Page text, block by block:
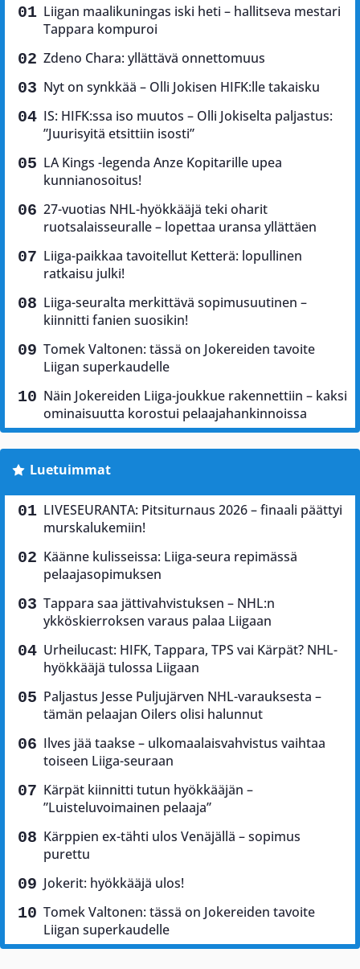
Liigan maalikuningas iski heti – hallitseva mestari
Tappara kompuroi
Zdeno Chara: yllättävä onnettomuus
Nyt on synkkää – Olli Jokisen HIFK:lle takaisku
IS: HIFK:ssa iso muutos – Olli Jokiselta paljastus:
”Juurisyitä etsittiin isosti”
LA Kings -legenda Anze Kopitarille upea
kunnianosoitus!
27-vuotias NHL-hyökkääjä teki oharit
ruotsalaisseuralle – lopettaa uransa yllättäen
Liiga-paikkaa tavoitellut Ketterä: lopullinen
ratkaisu julki!
Liiga-seuralta merkittävä sopimusuutinen –
kiinnitti fanien suosikin!
Tomek Valtonen: tässä on Jokereiden tavoite
Liigan superkaudelle
Näin Jokereiden Liiga-joukkue rakennettiin – kaksi
ominaisuutta korostui pelaajahankinnoissa
Luetuimmat
LIVESEURANTA: Pitsiturnaus 2026 – finaali päättyi
murskalukemiin!
Käänne kulisseissa: Liiga-seura repimässä
pelaajasopimuksen
Tappara saa jättivahvistuksen – NHL:n
ykköskierroksen varaus palaa Liigaan
Urheilucast: HIFK, Tappara, TPS vai Kärpät? NHL-
hyökkääjä tulossa Liigaan
Paljastus Jesse Puljujärven NHL-varauksesta –
tämän pelaajan Oilers olisi halunnut
Ilves jää taakse – ulkomaalaisvahvistus vaihtaa
toiseen Liiga-seuraan
Kärpät kiinnitti tutun hyökkääjän –
”Luisteluvoimainen pelaaja”
Kärppien ex-tähti ulos Venäjällä – sopimus
purettu
Jokerit: hyökkääjä ulos!
Tomek Valtonen: tässä on Jokereiden tavoite
Liigan superkaudelle